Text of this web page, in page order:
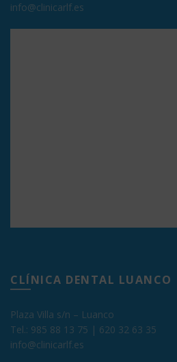
info@clinicarlf.es
CLÍNICA DENTAL LUANCO
Plaza Villa s/n – Luanco
Tel.: 985 88 13 75 | 620 32 63 35
info@clinicarlf.es